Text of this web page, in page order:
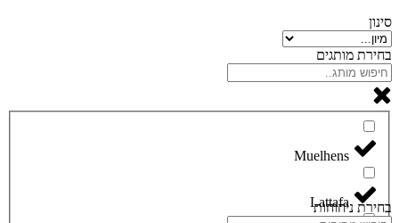
סינון
בחירת מותגים
Lattafa
בחירת ניחוחות